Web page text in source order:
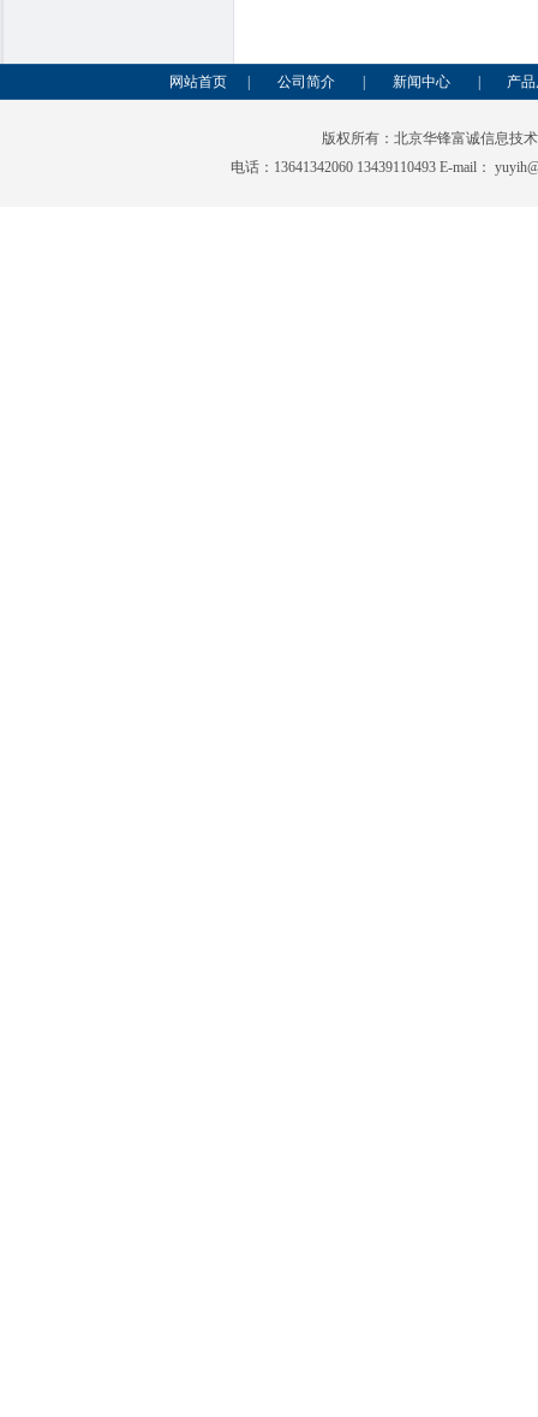
网站首页 公司简介 新闻中心 产
版权所有：北京华锋富诚信息技
电话：13641342060 13439110493 E-mail：